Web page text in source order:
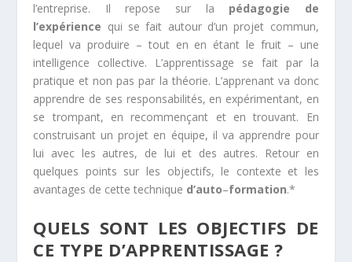
l’entreprise. Il repose sur la pédagogie
de
l’expérience qui se fait autour d’un projet commun,
lequel va produire – tout en en étant le fruit – une
intelligence collective. L’apprentissage se fait par la
pratique et non pas par la théorie. L’apprenant va donc
apprendre de ses responsabilités, en expérimentant, en
se trompant, en recommençant et en trouvant. En
construisant un projet en équipe, il va apprendre pour
lui avec les autres, de lui et des autres. Retour en
quelques points sur les objectifs, le contexte et les
avantages de cette technique d’auto–formation.*
QUELS SONT LES OBJECTIFS DE
CE TYPE D’APPRENTISSAGE ?